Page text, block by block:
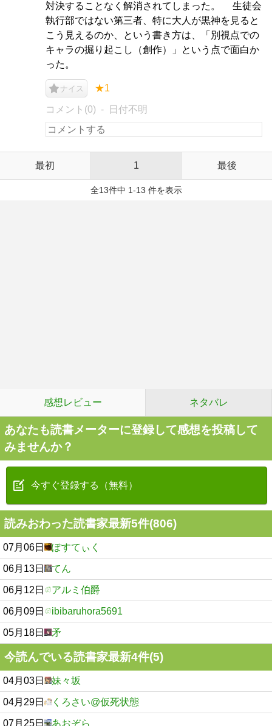
対決することなく解消されてしまった。 生徒会
執行部ではない第三者、特に大人が黒神を見ると
こう見えるのか、という書き方は、「別視点での
キャラの掘り起こし（創作）」という点で面白か
った。
ナイス ★1
コメント(0) 日付不明
最初 1 最後
全13件中 1-13 件を表示
感想レビュー ネタバレ
あなたも読書メーターに登録して感想を投稿して
みませんか？
今すぐ登録する（無料）
読みおわった読書家最新5件(806)
07月06日 ぽすてぃく
06月13日 てん
06月12日 アルミ伯爵
06月09日 ibibaruhora5691
05月18日 矛
今読んでいる読書家最新4件(5)
04月03日 妹々坂
04月29日 くろさい@仮死状態
07月25日 あおぞら